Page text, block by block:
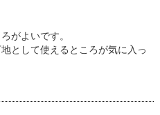
がよいです。
として使えるところが気に入っ